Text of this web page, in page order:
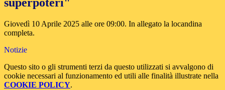
superpoteri"
Giovedì 10 Aprile 2025 alle ore 09:00. In allegato la locandina
completa.
Notizie
Questo sito o gli strumenti terzi da questo utilizzati si avvalgono di
cookie necessari al funzionamento ed utili alle finalità illustrate nella
COOKIE POLICY.